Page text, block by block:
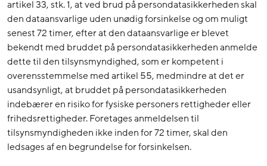
artikel 33, stk. 1, at ved brud på persondatasikkerheden skal
den dataansvarlige uden unødig forsinkelse og om muligt
senest 72 timer, efter at den dataansvarlige er blevet
bekendt med bruddet på persondatasikkerheden anmelde
dette til den tilsynsmyndighed, som er kompetent i
overensstemmelse med artikel 55, medmindre at det er
usandsynligt, at bruddet på persondatasikkerheden
indebærer en risiko for fysiske personers rettigheder eller
frihedsrettigheder. Foretages anmeldelsen til
tilsynsmyndigheden ikke inden for 72 timer, skal den
ledsages af en begrundelse for forsinkelsen.